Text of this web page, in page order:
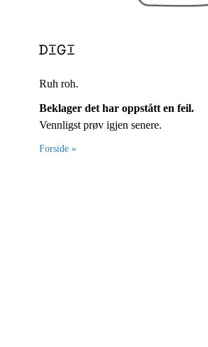
Ruh roh.
Beklager det har oppstått en feil.
Vennligst prøv igjen senere.
Forside »